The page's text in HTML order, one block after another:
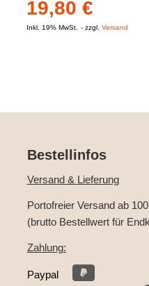
19,80€
Inkl. 19% MwSt. zzgl.Versand
Bestellinfos
Versand & Lieferung
Portofreier Versand ab
(brutto Bestellwert für
Zahlung:
Paypal